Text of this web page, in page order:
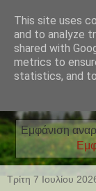
Εμφάνιση
Τρίτη 7 Ιουλίου
This site uses
and to analyze
shared with
metrics to
statistics, and